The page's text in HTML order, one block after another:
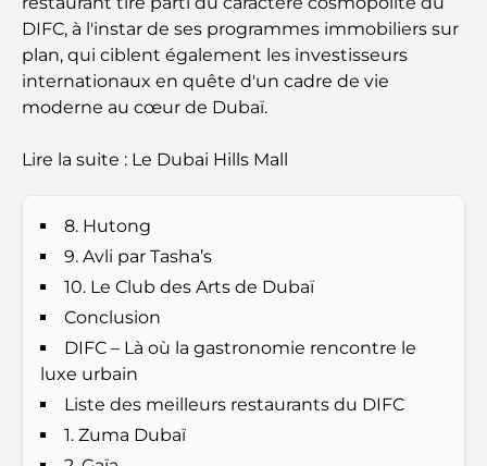
Les meilleurs hôtels de Business Bay, à Dubaï :
votre guide ultime
Expériences gastronomiques exceptionnelles à
Clubs de plage de Palm Jumeirah : Guide complet
2026
Restaurants italiens du centre-ville de Dubaï : un
avant-goût d'Italie au cœur de la ville
DIFC, à l'instar de ses programmes immobiliers sur
plan, qui ciblent également les investisseurs
internationaux en quête d'un cadre de vie
moderne au cœur de Dubaï.
Lire la suite : Le Dubai Hills Mall
8. Hutong
9. Avli par Tasha’s
10. Le Club des Arts de Dubaï
Conclusion
DIFC – Là où la gastronomie rencontre le
luxe urbain
Liste des meilleurs restaurants du DIFC
1. Zuma Dubaï